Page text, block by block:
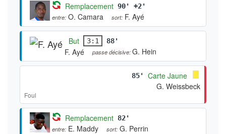
Remplacement 90' +2'
entre: O. Camara sort: F. Ayé
But 3:1 88'
F. Ayé passe décisive:G. Hein
85'
Carte Jaune
G. Weissbeck
Foul
Remplacement 82'
entre: E. Maddy sort: G. Perrin